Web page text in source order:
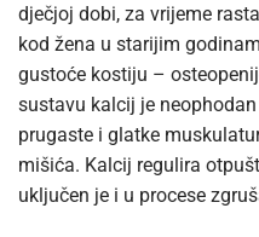
dječjoj dobi, za vrijeme
kod žena u starijim
gustoće kostiju –
sustavu kalcij je
prugaste i glatke
mišića. Kalcij regulira
uključen je i u procese